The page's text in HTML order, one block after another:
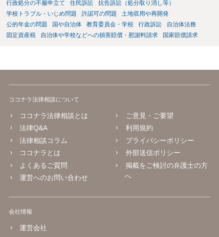
行政処分の不服申立て 住民訴訟
抗告訴訟（処分取り消し等）
学校トラブル・いじめ問題
許認可の問題
土地収用や再開発
公的年金の問題
国や自治体 教育委員会・学校 行政訴訟
自治体法務
固定資産税
自治体や学校などへの損害賠償・慰謝料請求 国家賠償請求
ココナラ法律相談について
ココナラ法律相談とは
法律Q&A
法律相談コラム
ココナラとは
よくあるご質問
運営へのお問い合わせ
ご意見・ご要望
利用規約
プライバシーポリシー
外部送信ポリシー
掲載をご検討の弁護士の方
へ
会社情報
運営会社